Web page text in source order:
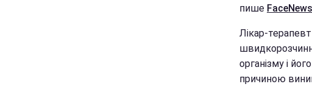
пише FaceNews
Лікар-
організму і
причиною